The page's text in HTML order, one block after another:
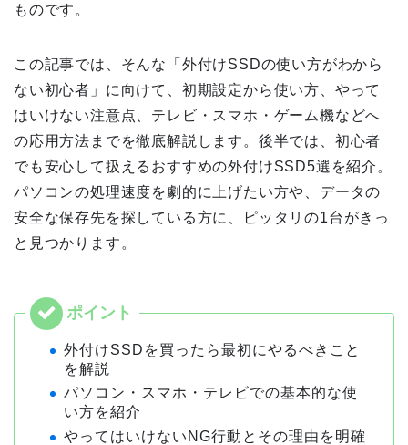
ものです。
この記事では、そんな「外付けSSDの使い方がわから
ない初心者」に向けて、初期設定から使い方、やって
はいけない注意点、テレビ・スマホ・ゲーム機などへ
の応用方法までを徹底解説します。後半では、初心者
でも安心して扱えるおすすめの外付けSSD5選を紹介。
パソコンの処理速度を劇的に上げたい方や、データの
安全な保存先を探している方に、ピッタリの1台がきっ
と見つかります。
外付けSSDを買ったら最初にやるべきこと
を解説
パソコン・スマホ・テレビでの基本的な使
い方を紹介
やってはいけないNG行動とその理由を明確